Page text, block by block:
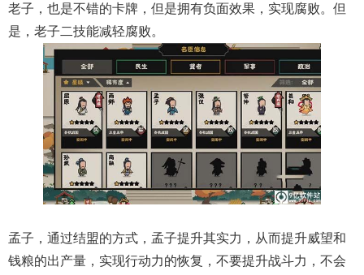
老子，也是不错的卡牌，但是拥有负面效果，实现腐败。但
是，老子二技能减轻腐败。
孟子，通过结盟的方式，孟子提升其实力，从而提升威望和
钱粮的出产量，实现行动力的恢复，不要提升战斗力，不会